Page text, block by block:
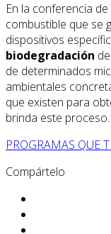
En la conferencia
combustible que se
dispositivos
biodegradación
de determinados
ambientales
que existen para
brinda este proceso.
PROGRAMAS QUE
Compártelo